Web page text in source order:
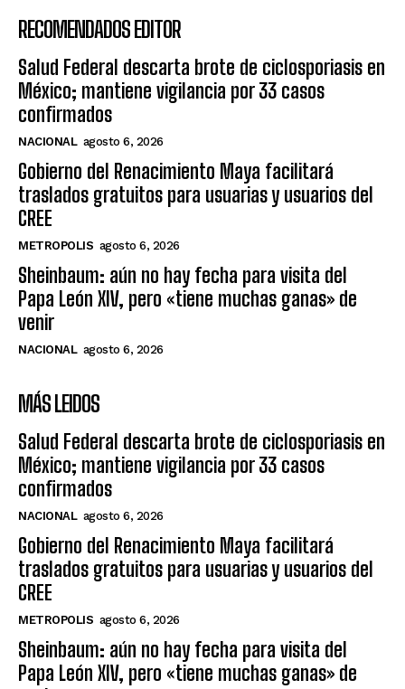
RECOMENDADOS EDITOR
Salud Federal descarta brote de ciclosporiasis en
México; mantiene vigilancia por 33 casos
confirmados
NACIONAL agosto 6, 2026
Gobierno del Renacimiento Maya facilitará
traslados gratuitos para usuarias y usuarios del
CREE
METROPOLIS agosto 6, 2026
Sheinbaum: aún no hay fecha para visita del
Papa León XIV, pero «tiene muchas ganas» de
venir
NACIONAL agosto 6, 2026
MÁS LEIDOS
Salud Federal descarta brote de ciclosporiasis en
México; mantiene vigilancia por 33 casos
confirmados
NACIONAL agosto 6, 2026
Gobierno del Renacimiento Maya facilitará
traslados gratuitos para usuarias y usuarios del
CREE
METROPOLIS agosto 6, 2026
Sheinbaum: aún no hay fecha para visita del
Papa León XIV, pero «tiene muchas ganas» de